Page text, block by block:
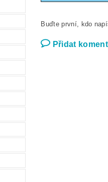
Buďte první, kdo
Přidat